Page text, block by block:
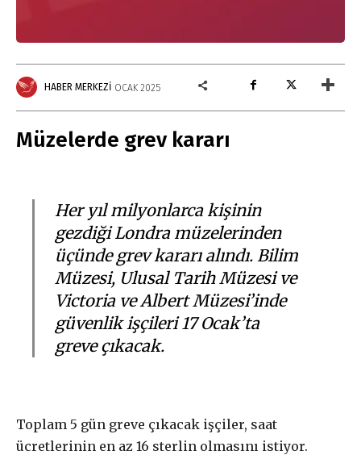
dayanışma aboneliği
HABER MERKEZI OCAK 2025
Müzelerde grev kararı
Her yıl milyonlarca kişinin
gezdiği Londra müzelerinden
üçünde grev kararı alındı. Bilim
Müzesi, Ulusal Tarih Müzesi ve
Victoria ve Albert Müzesi’inde
güvenlik işçileri 17 Ocak’ta
greve çıkacak.
Toplam 5 gün greve çıkacak işçiler, saat
ücretlerinin en az 16 sterlin olmasını istiyor.